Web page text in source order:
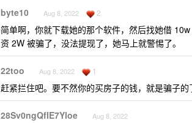
byte10 Aug 8, 2022 2
简单啊，你就下载她的那个软件，然后找她借
资 2W 被骗了，没法提现了，她马上就警惕了。
22too Aug 8, 2022 1
赶紧拦住吧。要不然你的买房子的钱，就是骗子的
28Sv0ngQfIE7Yloe Aug 8, 2022